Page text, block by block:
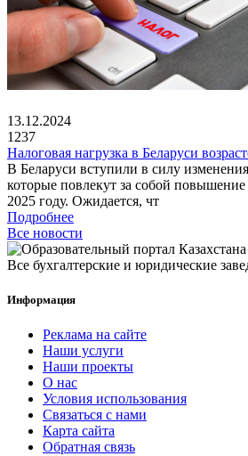
13.12.2024
1237
Налоговая нагрузка в Беларуси
В Беларуси вступили в силу
которые повлекут за собой повышение
2025 году. Ожидается, чт
Подробнее
Все новости
Все бухгалтерские и юридические
Информация
Реклама на сайте
Наши услуги
Наши проекты
О нас
Условия использования
Связаться с нами
Карта сайта
Обратная связь